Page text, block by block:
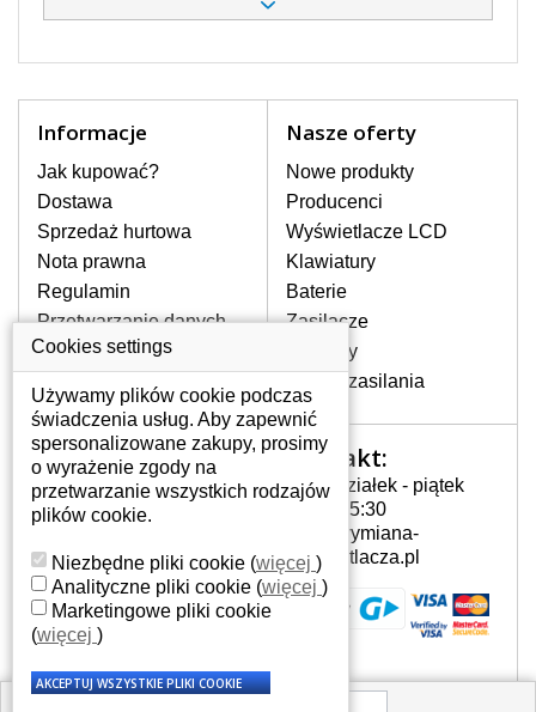
on do wyświetlania tekstu lub obrazu w
z nim z jak największą ostrożnością. Do
zaliczyć uszkodzenia mechaniczne np.
rozbity lub pęknięty ekran, następnie
pojawiające się pionowe pasy, ciemny
ekran, migotanie lub nierównomierną
jasność ekranu.
NAJWYZSZEJ JAKOŚCI!
W naszym magazynie przez
cały okres gwarancji posiadamy
wyłącznie wysokiej jakości
oryginalne matryce klasy A+ bez
wadliwych pikseli.
JAK WYBRAĆ ODPOWIEDNI EKRAN
DO LAPTOPA SONY VAIO VGN-
Odpowiedni ekran można dobrać do
konkretnego modelu laptopa, którego
oznaczenie można znaleźć na naklejce
na spodzie laptopa lub pod baterią, bywa
obudowie klawiatury. Jeżeli zepsuty lub
Informacje
Jak kupować?
Dostawa
Sprzedaż hurtowa
Nota prawna
Regulamin
Przetwarzanie danych
osobowych
Gdzie nas znajdziesz
Nasze oferty
Nowe produkty
Producenci
Wyświetlacze LCD
Klawiatury
Baterie
Zasilacze
Zawiasy
Złącza zasilania
Twoje konto
Twoje konto
Dane osobowe
Adresy
Historia zamówień
Kontakt:
Poniedziałek - piątek
7:00 - 15:30
info@wymiana-
wyswietlacza.pl
Cookies settings
Używamy plików cookie podczas
świadczenia usług. Aby zapewnić
spersonalizowane zakupy, prosimy
o wyrażenie zgody na
przetwarzanie wszystkich rodzajów
plików cookie.
Niezbędne pliki cookie (więcej )
Analityczne pliki cookie (więcej )
Marketingowe pliki cookie
(więcej )